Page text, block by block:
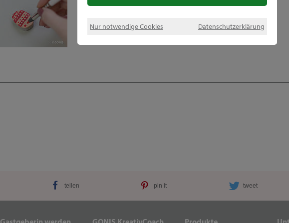
Nur notwendige Cookies Datenschutzerklärung
teilen pin it tweet